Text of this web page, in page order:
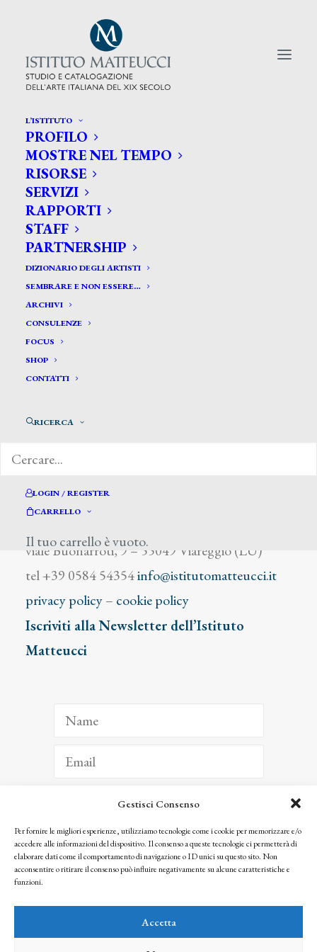
Gestisci Consenso
Per fornire le migliori esperienze, utilizziamo tecnologie come i cookie per memorizzare e/o
accedere alle informazioni del dispositivo. Il consenso a queste tecnologie ci permetterà di
elaborare dati come il comportamento di navigazione o ID unici su questo sito. Non
acconsentire o ritirare il consenso può influire negativamente su alcune caratteristiche e
funzioni.
Accetta
L’ISTITUTO
PROFILO
MOSTRE NEL TEMPO
RISORSE
SERVIZI
RAPPORTI
STAFF
PARTNERSHIP
DIZIONARIO DEGLI ARTISTI
SEMBRARE E NON ESSERE…
ARCHIVI
CONSULENZE
FOCUS
SHOP
CONTATTI
RICERCA
LOGIN / REGISTER
CARRELLO
Il tuo carrello è vuoto.
CERCA TRA GLI ARTISTI:
Search
for:
Cupi Ado
viale Buonarroti, 9 – 55049 Viareggio (LU)
tel +39 0584 54354info@istitutomatteucci.it
privacy policy– cookie policy
Iscriviti alla Newsletter dell’Istituto
Matteucci
ISCRIVITI
Facendo clic per iscriverti, riconosci che le tue informazioni saranno trattate
seguendo la nostra Privacy Policy
© 2025 Istituto Matteucci. All right reserved
l’autorizzazione scritta dei proprietari dei diritti e dell’Istituto Matteucci